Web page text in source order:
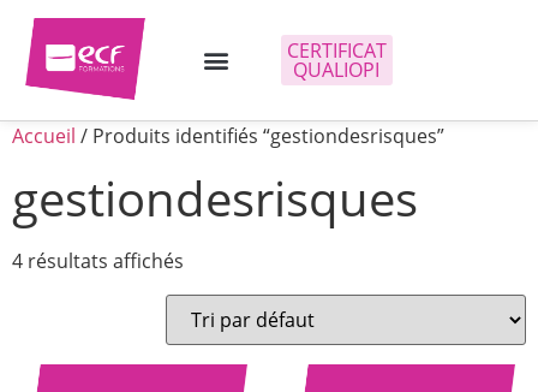
CERTIFICAT
QUALIOPI
Accueil / Produits identifiés “gestiondesrisques”
gestiondesrisques
4 résultats affichés